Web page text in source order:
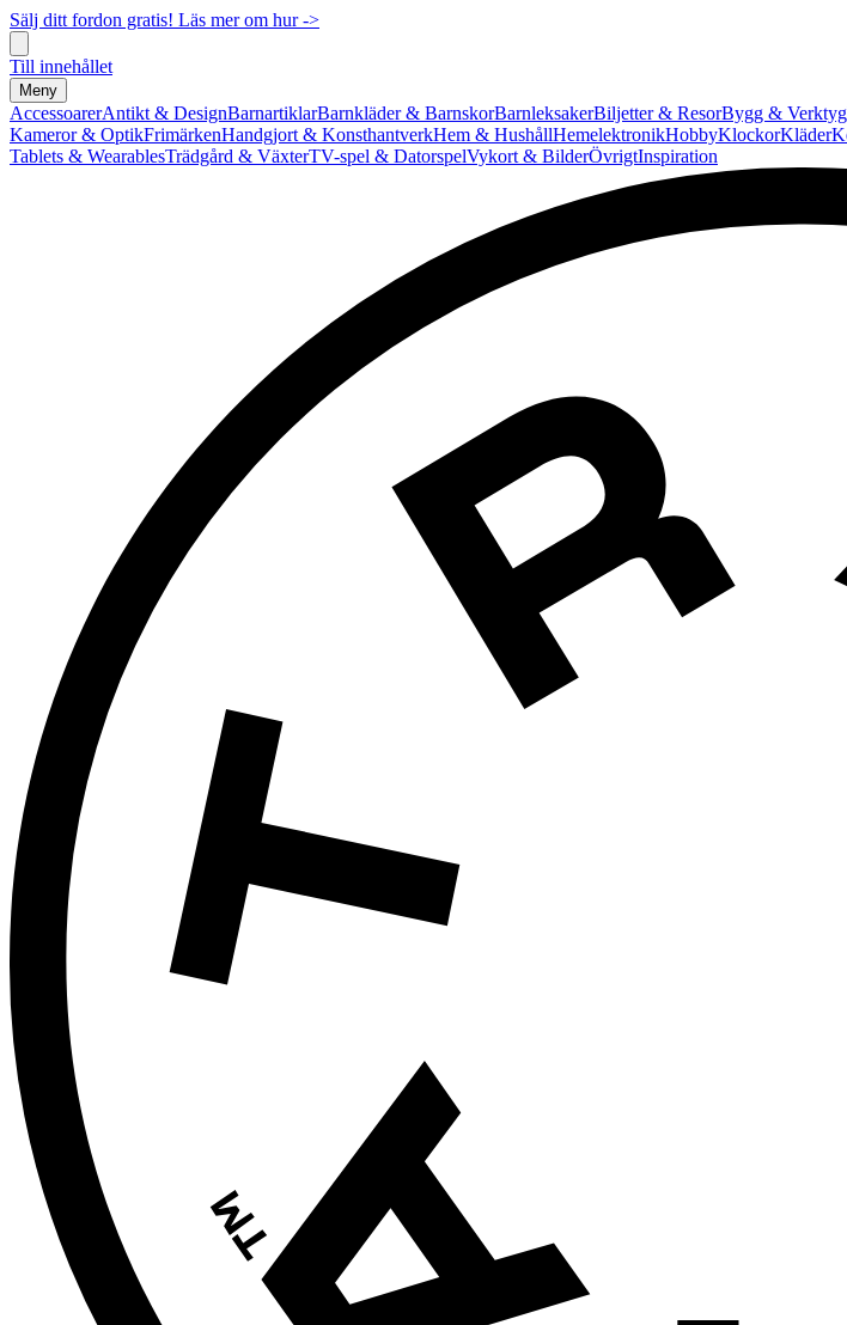
Sälj ditt fordon gratis! Läs mer om hur ->
Till innehållet
Meny
AccessoarerAntikt & DesignBarnartiklarBarnkläder & BarnskorBarnleksakerBiljetter & ResorBygg & Verktyg
Kameror & OptikFrimärkenHandgjort & KonsthantverkHem & HushållHemelektronikHobbyKlockorKläder
Tablets & WearablesTrädgård & VäxterTV-spel & DatorspelVykort & BilderÖvrigtInspiration